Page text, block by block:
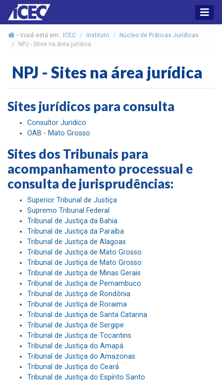
• Você está em: ICEC Instituto
Núcleo de Práticas Jurídicas
NPJ - Sites na área jurídica
NPJ - Sites na área jurídica
Sites jurídicos para consulta
Consultor Jurídico
OAB - Mato Grosso
Sites dos Tribunais para
acompanhamento processual e
consulta de jurisprudências:
Superior Tribunal de Justiça
Supremo Tribunal Federal
Tribunal de Justiça da Bahia
Tribunal de Justiça da Paraíba
Tribunal de Justiça de Alagoas
Tribunal de Justiça de Mato Grosso
Tribunal de Justiça de Mato Grosso
Tribunal de Justiça de Minas Gerais
Tribunal de Justiça de Pernambuco
Tribunal de Justiça de Rondônia
Tribunal de Justiça de Roraima
Tribunal de Justiça de Santa Catarina
Tribunal de Justiça de Sergipe
Tribunal de Justiça de Tocantins
Tribunal de Justiça do Amapá
Tribunal de Justiça do Amazonas
Tribunal de Justiça do Ceará
Tribunal de Justiça do Espírito Santo